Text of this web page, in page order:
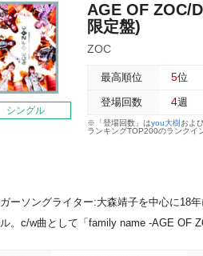
シングル
AGE OF ZOC/
限定盤)
ZOC
最高順位 5位
登場回数 4週
※「登場回数」はyou大樹およ
ランキングTOP200のランクイ
ーソングライター:大森靖子を中心に18
。c/w曲として「family name -AGE OF